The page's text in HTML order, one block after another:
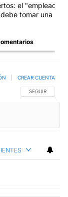
el "empleado
tomar una
SIGA ESTA
SEGUIR
CREAR CUENTA